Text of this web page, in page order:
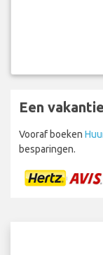
Een
Vooraf boeken
besparingen.